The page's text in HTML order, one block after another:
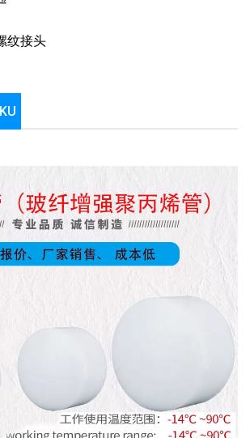
纹接头